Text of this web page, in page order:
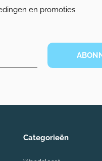
en promoties
Categorieën